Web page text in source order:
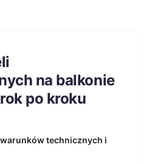
na balkonie
po kroku
technicznych i